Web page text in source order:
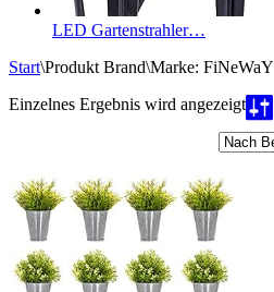
LED Gartenstrahler…
Start\Produkt Brand\Marke: FiNeWaY
Einzelnes Ergebnis wird angezeigt